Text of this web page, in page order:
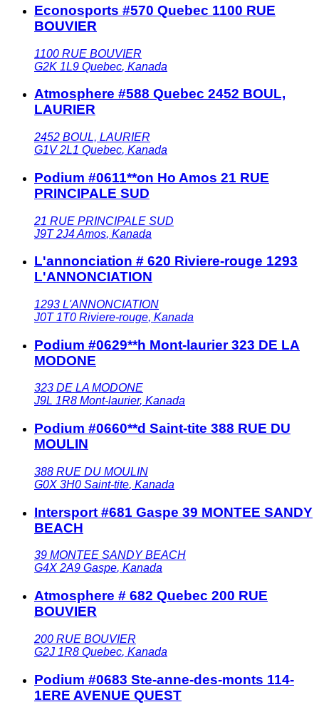
Econosports #570 Quebec 1100 RUE
BOUVIER
1100 RUE BOUVIER
G2K 1L9 Quebec, Kanada
Atmosphere #588 Quebec 2452 BOUL,
LAURIER
2452 BOUL, LAURIER
G1V 2L1 Quebec, Kanada
Podium #0611**on Ho Amos 21 RUE
PRINCIPALE SUD
21 RUE PRINCIPALE SUD
J9T 2J4Amos, Kanada
L'annonciation # 620 Riviere-rouge 1293
L'ANNONCIATION
1293 L'ANNONCIATION
J0T 1T0 Riviere-rouge, Kanada
Podium #0629**h Mont-laurier 323 DE LA
MODONE
323 DE LA MODONE
J9L 1R8 Mont-laurier, Kanada
Podium #0660**d Saint-tite 388 RUE DU
MOULIN
388 RUE DU MOULIN
G0X 3H0 Saint-tite, Kanada
Intersport #681 Gaspe 39 MONTEE SANDY
BEACH
39 MONTEE SANDY BEACH
G4X 2A9 Gaspe, Kanada
Atmosphere # 682 Quebec 200 RUE
BOUVIER
200 RUE BOUVIER
G2J 1R8 Quebec, Kanada
Podium #0683 Ste-anne-des-monts 114-
1ERE AVENUE QUEST